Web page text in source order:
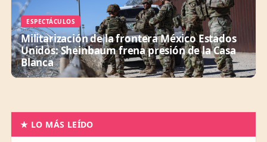
ESPECTÁCULOS
Militarización de la frontera México Estados
Unidos: Sheinbaum frena presión de la Casa
Blanca
★ LO MÁS LEÍDO